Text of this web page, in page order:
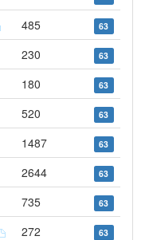
485 63
230 63
180 63
520 63
1487 63
2644 63
735 63
272 63